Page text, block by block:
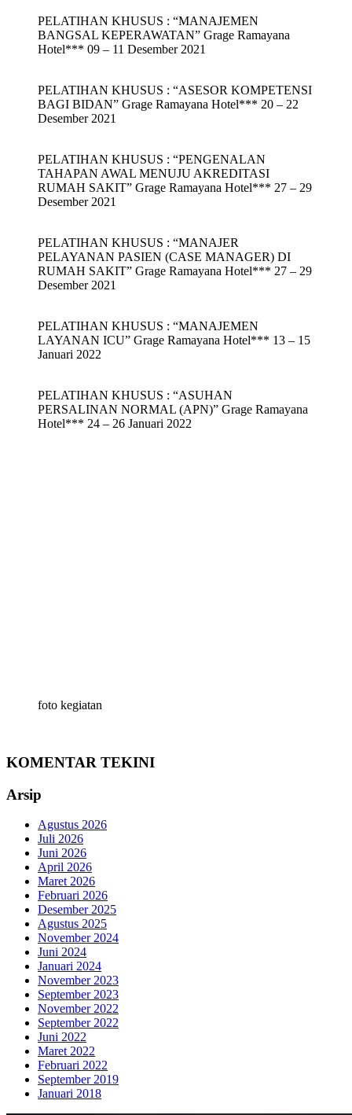
PELATIHAN KHUSUS : “MANAJEMEN
BANGSAL KEPERAWATAN” Grage Ramayana
Hotel*** 09 – 11 Desember 2021
PELATIHAN KHUSUS : “ASESOR KOMPETENSI
BAGI BIDAN” Grage Ramayana Hotel*** 20 – 22
Desember 2021
PELATIHAN KHUSUS : “PENGENALAN
TAHAPAN AWAL MENUJU AKREDITASI
RUMAH SAKIT” Grage Ramayana Hotel*** 27 – 29
Desember 2021
PELATIHAN KHUSUS : “MANAJER
PELAYANAN PASIEN (CASE MANAGER) DI
RUMAH SAKIT” Grage Ramayana Hotel*** 27 – 29
Desember 2021
PELATIHAN KHUSUS : “MANAJEMEN
LAYANAN ICU” Grage Ramayana Hotel*** 13 – 15
Januari 2022
PELATIHAN KHUSUS : “ASUHAN
PERSALINAN NORMAL (APN)” Grage Ramayana
Hotel*** 24 – 26 Januari 2022
foto kegiatan
KOMENTAR TEKINI
Arsip
Agustus 2026
Juli 2026
Juni 2026
April 2026
Maret 2026
Februari 2026
Desember 2025
Agustus 2025
November 2024
Juni 2024
Januari 2024
November 2023
September 2023
November 2022
September 2022
Juni 2022
Maret 2022
Februari 2022
September 2019
Januari 2018